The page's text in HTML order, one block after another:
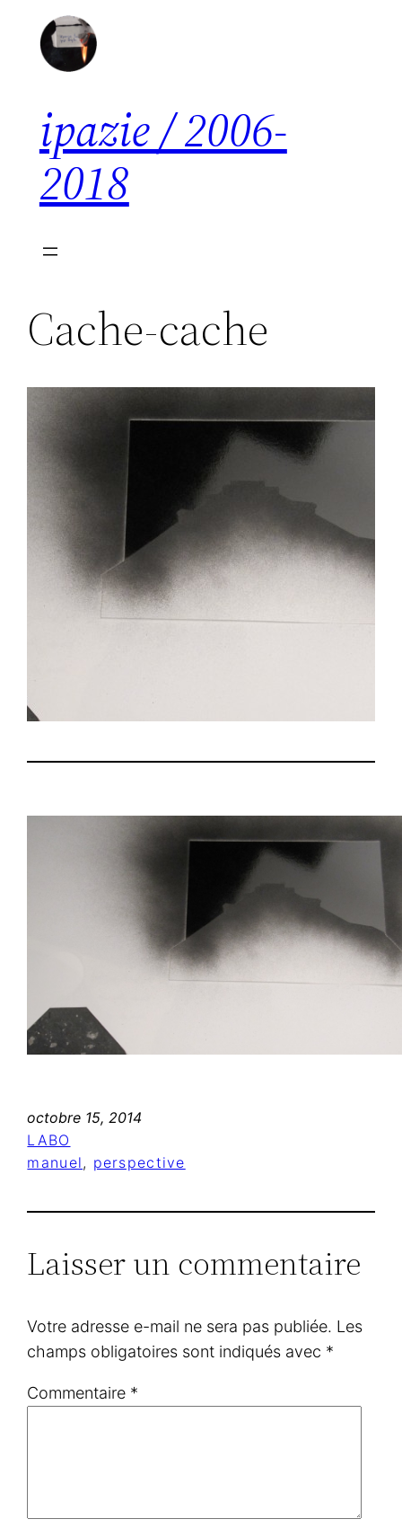
contenu
ipazie / 2006-
2018
Cache-cache
octobre 15, 2014
LABO
manuel , perspective
Laisser un commentaire
Votre adresse e-mail ne sera pas publiée. Les
champs obligatoires sont indiqués avec *
Commentaire *